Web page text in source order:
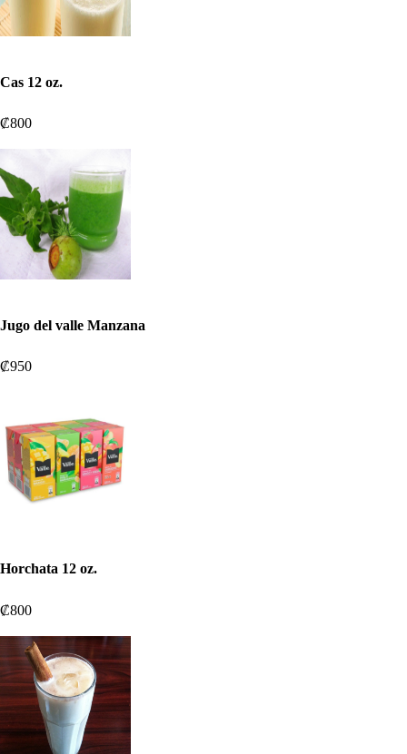
Cas 12 oz.
₡800
Jugo del valle Manzana
₡950
Horchata 12 oz.
₡800